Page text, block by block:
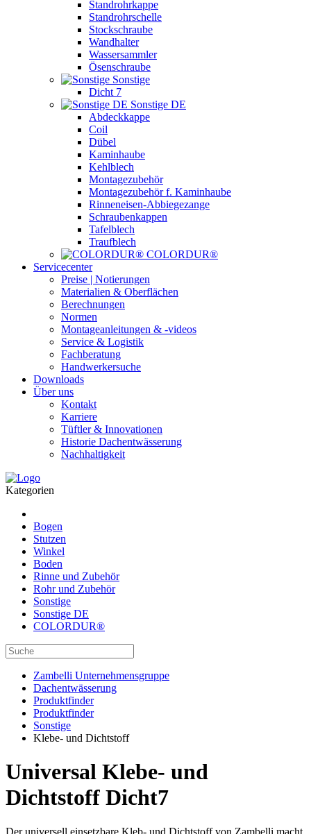
Standrohrkappe
Standrohrschelle
Stockschraube
Wandhalter
Wassersammler
Ösenschraube
Sonstige
Dicht 7
Sonstige DE
Abdeckkappe
Coil
Dübel
Kaminhaube
Kehlblech
Montagezubehör
Montagezubehör f. Kaminhaube
Rinneneisen-Abbiegezange
Schraubenkappen
Tafelblech
Traufblech
COLORDUR®
Servicecenter
Preise | Notierungen
Materialien & Oberflächen
Berechnungen
Normen
Montageanleitungen & -videos
Service & Logistik
Fachberatung
Handwerkersuche
Downloads
Über uns
Kontakt
Karriere
Tüftler & Innovationen
Historie Dachentwässerung
Nachhaltigkeit
Kategorien
Bogen
Stutzen
Winkel
Boden
Rinne und Zubehör
Rohr und Zubehör
Sonstige
Sonstige DE
COLORDUR®
Zambelli Unternehmensgruppe
Dachentwässerung
Produktfinder
Produktfinder
Sonstige
Klebe- und Dichtstoff
Universal Klebe- und
Dichtstoff Dicht7
Der universell einsetzbare Kleb- und Dichtstoff von Zambelli macht